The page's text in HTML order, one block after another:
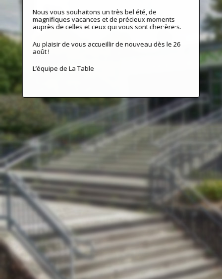
Nous vous souhaitons un très bel été, de
magnifiques vacances et de précieux moments
auprès de celles et ceux qui vous sont cher·ère·s.
Au plaisir de vous accueillir de nouveau dès le 26
août !
L’équipe de La Table